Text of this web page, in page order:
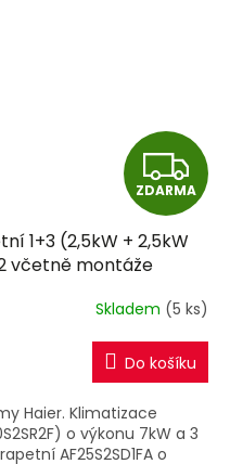
Z
D
R
M
A
ZDARMA
1+3 (2,5kW + 2,5kW
včetně montáže
Skladem (5 ks)
Do košíku
Haier. Klimatizace
o výkonu 7kW a 3
AF25S2SD1FA o